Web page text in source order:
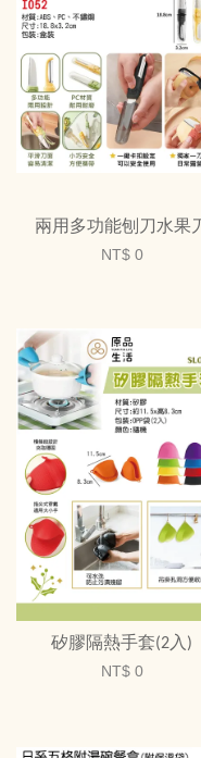
兩用多功能刨刀水果刀
NT$ 0
矽膠隔熱手套(2入)
NT$ 0